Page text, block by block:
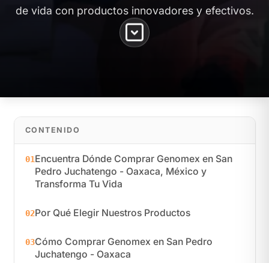
de vida con productos innovadores y efectivos.
CONTENIDO
01Encuentra Dónde Comprar Genomex en San
Pedro Juchatengo - Oaxaca, México y
Transforma Tu Vida
02Por Qué Elegir Nuestros Productos
03Cómo Comprar Genomex en San Pedro
Juchatengo - Oaxaca